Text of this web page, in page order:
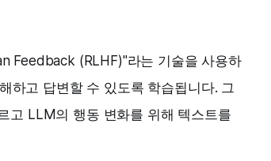
Feedback (RLHF)"라는 기술을 사용하
하고 답변할 수 있도록 학습됩니다. 그
고 LLM의 행동 변화를 위해 텍스트를